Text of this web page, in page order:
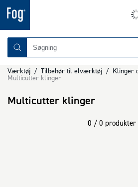
Værktøj / Tilbehør til elværktøj / Klinger
Multicutter klinger
Multicutter klinger
0 / 0 produkter